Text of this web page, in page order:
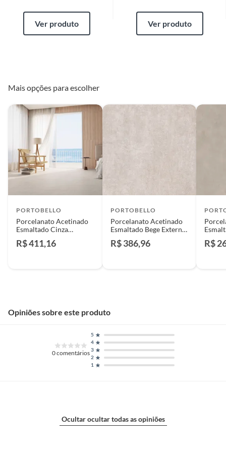
Ver produto Ver produto
Mais opções para escolher
PORTOBELLO
Porcelanato Acetinado
Esmaltado Cinza
Retificado Caixa 2,42m²
R$ 411,16
PORTOBELLO
Porcelanato Acetinado
Esmaltado Bege Externo
Retificado Caixa 2,42m²
R$ 386,96 R$
Opiniões sobre este produto
0comentários
1
2
3
4
5
Ocultar ocultar todas as opiniões